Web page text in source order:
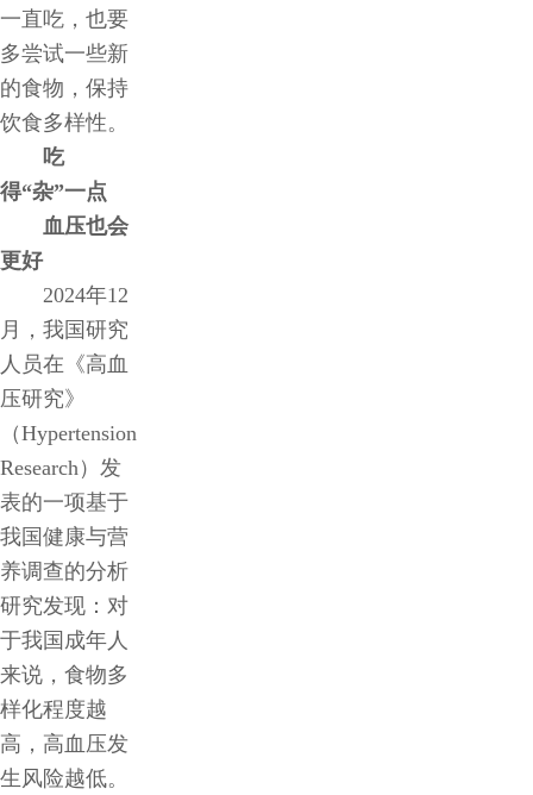
一直吃，也要
多尝试一些新
的食物，保持
饮食多样性。
吃
得“杂”一点
血压也会
更好
2024年12
月，我国研究
人员在《高血
压研究》
（Hypertension
Research）发
表的一项基于
我国健康与营
养调查的分析
研究发现：对
于我国成年人
来说，食物多
样化程度越
高，高血压发
生风险越低。